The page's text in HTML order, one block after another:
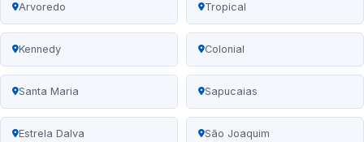
Arvoredo Tropical
Kennedy Colonial
Santa Maria Sapucaias
Estrela Dalva São Joaquim